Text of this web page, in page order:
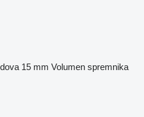
15 mm Volumen spremnika